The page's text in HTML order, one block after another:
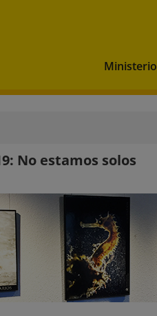
Ministerio
No estamos solos